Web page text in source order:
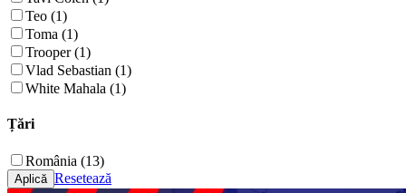
Teo (1)
Toma (1)
Trooper (1)
Vlad Sebastian (1)
White Mahala (1)
Țări
România (13)
Resetează